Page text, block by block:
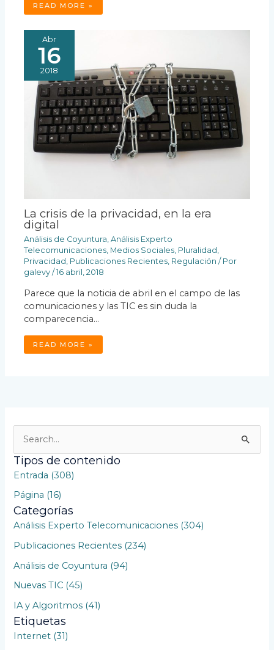
READ MORE »
Abr
16
2018
La crisis de la privacidad, en la era
digital
Análisis de Coyuntura,Análisis Experto
Telecomunicaciones, Medios Sociales, Pluralidad ,
Privacidad , Publicaciones Recientes, Regulación / Por
galevy/16 abril, 2018
Parece que la noticia de abril en el campo de las
comunicaciones y las TIC es sin duda la
comparecencia…
READ MORE »
u
a
r
p
Tipos de contenido
Entrada (308)
Página (16)
Categorías
Análisis Experto Telecomunicaciones (304)
Publicaciones Recientes (234)
Análisis de Coyuntura (94)
Nuevas TIC (45)
IA y Algoritmos (41)
Etiquetas
Internet (31)